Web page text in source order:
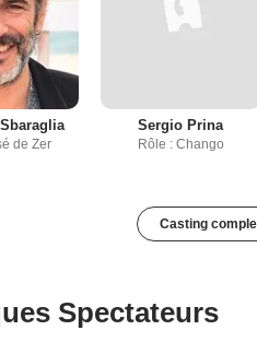
de Zer
Sergio Prina
Rôle : Chango
Casting
Spectateurs